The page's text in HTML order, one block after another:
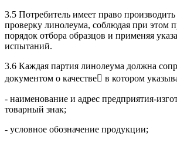
3.5 Потребитель имеет право
проверку линолеума, соблюдая при этом
порядок отбора образцов и применяя
испытаний.
3.6 Каждая партия линолеума должна
документом о качестве в котором
- наименование и адрес предприятия-
товарный знак;
- условное обозначение продукции;